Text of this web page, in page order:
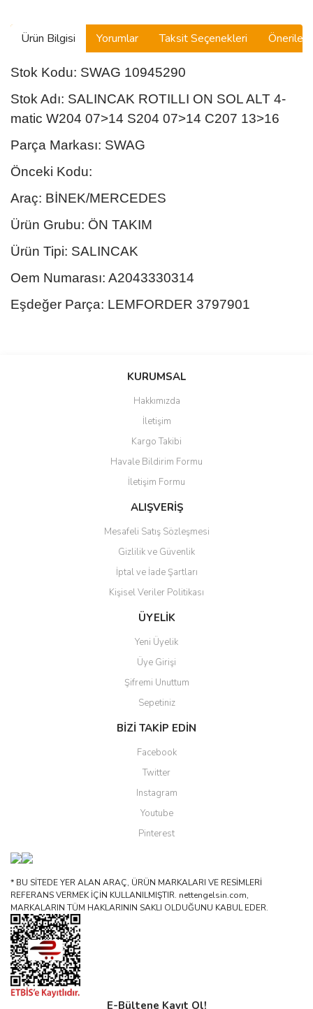
Ürün Bilgisi Yorumlar Taksit Seçenekleri
Stok Kodu: SWAG 10945290
Stok Adı: SALINCAK ROTILLI ON SOL ALT 4-
matic W204 07>14 S204 07>14 C207 13>16
Parça Markası: SWAG
Önceki Kodu:
Araç: BİNEK/MERCEDES
Ürün Grubu: ÖN TAKIM
Ürün Tipi: SALINCAK
Oem Numarası: A2043330314
Eşdeğer Parça: LEMFORDER 3797901
Bu ürüne ilk yorumu siz yapın!
Yorum Yaz
Ürün resmi kalitesiz, bozuk veya görüntülenemiyor.
Ürün açıklamasında eksik bilgiler bulunuyor.
Ürün bilgilerinde hatalar bulunuyor.
Ürün fiyatı diğer sitelerden daha pahalı.
Bu ürüne benzer farklı alternatifler olmalı.
Gönder
KURUMSAL
Hakkımızda
İletişim
Kargo Takibi
Havale Bildirim Formu
İletişim Formu
ALIŞVERİŞ
Mesafeli Satış Sözleşmesi
Gizlilik ve Güvenlik
İptal ve İade Şartları
Kişisel Veriler Politikası
ÜYELİK
Yeni Üyelik
Üye Girişi
Şifremi Unuttum
Sepetiniz
BİZİ TAKİP EDİN
Facebook
Twitter
Instagram
Youtube
Pinterest
* BU SİTEDE YER ALAN ARAÇ, ÜRÜN MARKALARI VE RESİMLERİ
REFERANS VERMEK İÇİN KULLANILMIŞTIR. nettengelsin.com,
MARKALARIN TÜM HAKLARININ SAKLI OLDUĞUNU KABUL EDER.
E-Bültene Kayıt Ol!